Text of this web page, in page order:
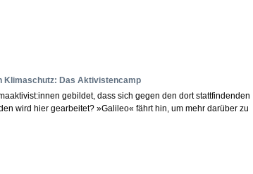
Klimaschutz: Das Aktivistencamp
gebildet, dass sich gegen den dort stattfindenden
wird hier gearbeitet? »Galileo« fährt hin, um mehr darüber zu